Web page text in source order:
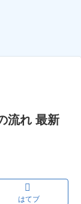
流れ 最新
はてブ